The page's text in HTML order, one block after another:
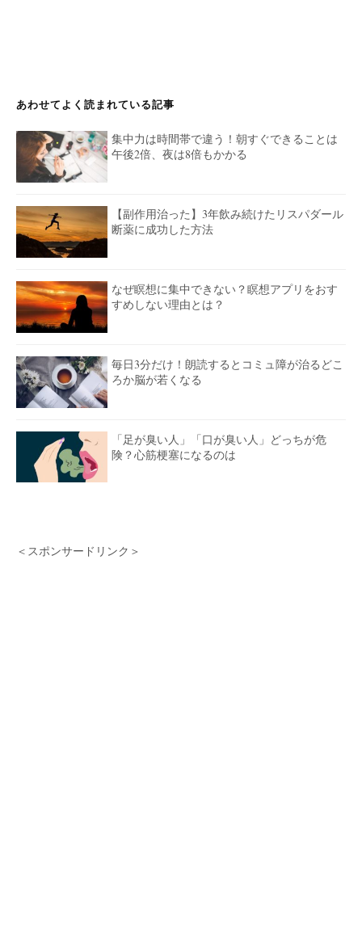
あわせてよく読まれている記事
集中力は時間帯で違う！朝すぐできることは
午後2倍、夜は8倍もかかる
【副作用治った】3年飲み続けたリスパダール
断薬に成功した方法
なぜ瞑想に集中できない？瞑想アプリをおす
すめしない理由とは？
毎日3分だけ！朗読するとコミュ障が治るどこ
ろか脳が若くなる
「足が臭い人」「口が臭い人」どっちが危
険？心筋梗塞になるのは
＜スポンサードリンク＞